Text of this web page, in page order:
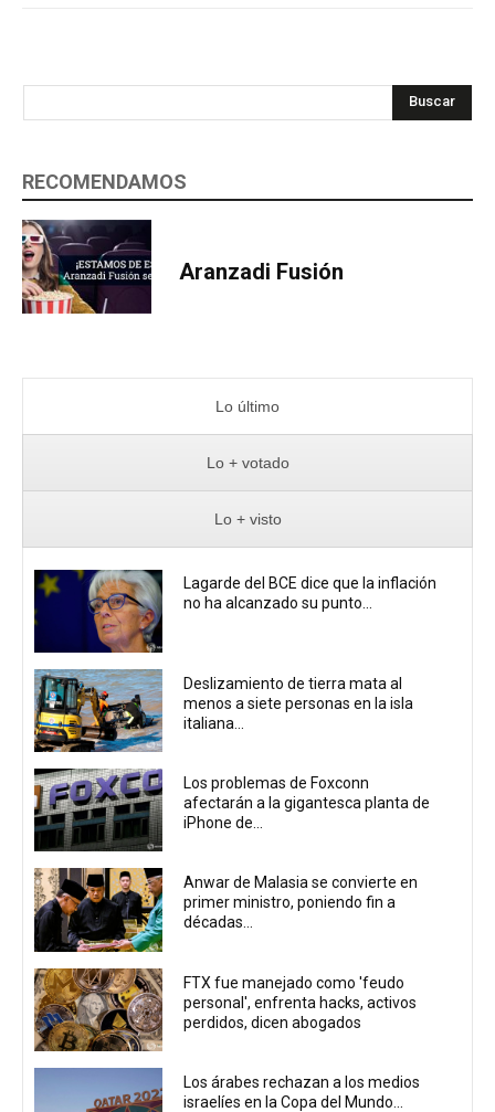
Buscar
RECOMENDAMOS
Aranzadi Fusión
Lo último
Lo + votado
Lo + visto
Lagarde del BCE dice que la inflación
no ha alcanzado su punto...
Deslizamiento de tierra mata al
menos a siete personas en la isla
italiana...
Los problemas de Foxconn
afectarán a la gigantesca planta de
iPhone de...
Anwar de Malasia se convierte en
primer ministro, poniendo fin a
décadas...
FTX fue manejado como 'feudo
personal', enfrenta hacks, activos
perdidos, dicen abogados
Los árabes rechazan a los medios
israelíes en la Copa del Mundo...